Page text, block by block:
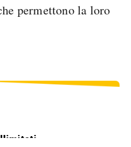
permettono la loro